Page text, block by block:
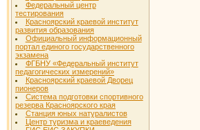
Федеральный центр
тестирования
Красноярский краевой институт
развития образования
Официальный информационный
портал единого государственного
экзамена
ФГБНУ «Федеральный институт
педагогических измерений»
Красноярский краевой Дворец
пионеров
Система подготовки спортивного
резерва Красноярского края
Станция юных натуралистов
Центр туризма и краеведения